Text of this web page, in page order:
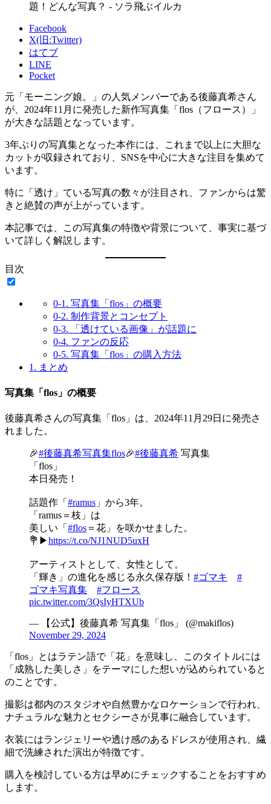
題！どんな写真？ - ソラ飛ぶイルカ
Facebook
X(旧:Twitter)
はてブ
LINE
Pocket
元「モーニング娘。」の人気メンバーである後藤真希さん
が、2024年11月に発売した新作写真集「flos（フロース）」
が大きな話題となっています。
3年ぶりの写真集となった本作には、これまで以上に大胆な
カットが収録されており、SNSを中心に大きな注目を集めて
います。
特に「透け」ている写真の数々が注目され、ファンからは驚
きと絶賛の声が上がっています。
本記事では、この写真集の特徴や背景について、事実に基づ
いて詳しく解説します。
目次
0-1. 写真集「flos」の概要
0-2. 制作背景とコンセプト
0-3. 「透けている画像」が話題に
0-4. ファンの反応
0-5. 写真集「flos」の購入方法
1. まとめ
写真集「flos」の概要
後藤真希さんの写真集「flos」は、2024年11月29日に発売さ
れました。
🎉#後藤真希写真集flos🎉#後藤真希 写真集
「flos」
本日発売！
話題作「 #ramus 」から3年。
「ramus＝枝」は
美しい「 #flos ＝花」を咲かせました。
💐▶︎https://t.co/NJ1NUD5uxH
アーティストとして、女性として。
「輝き」の進化を感じる永久保存版！ #ゴマキ
#
ゴマキ写真集
#フロース
pic.twitter.com/3QsIyHTXUb
— 【公式】後藤真希 写真集「flos」 (@makiflos)
November 29, 2024
「flos」とはラテン語で「花」を意味し、このタイトルには
「成熟した美しさ」をテーマにした想いが込められていると
のことです。
撮影は都内のスタジオや自然豊かなロケーションで行われ、
ナチュラルな魅力とセクシーさが見事に融合しています。
衣装にはランジェリーや透け感のあるドレスが使用され、繊
細で洗練された演出が特徴です。
購入を検討している方は早めにチェックすることをおすすめ
します。